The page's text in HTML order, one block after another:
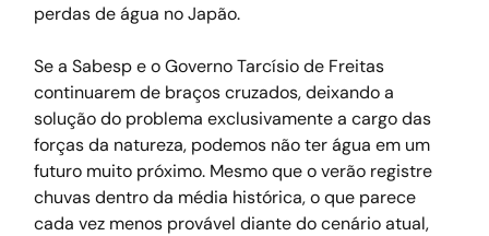
perdas de água no Japão.
Se a Sabesp e o Governo Tarcísio de Freitas
continuarem de braços cruzados, deixando a
solução do problema exclusivamente a cargo das
forças da natureza, podemos não ter água em um
futuro muito próximo. Mesmo que o verão registre
chuvas dentro da média histórica, o que parece
cada vez menos provável diante do cenário atual,